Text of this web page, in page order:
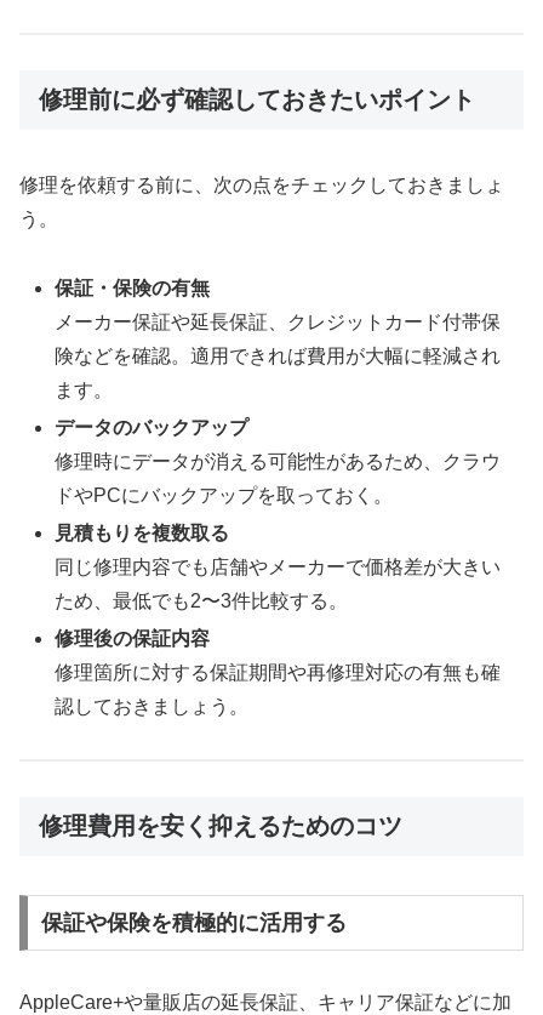
修理前に必ず確認しておきたいポイント
修理を依頼する前に、次の点をチェックしておきましょ
う。
保証・保険の有無
メーカー保証や延長保証、クレジットカード付帯保
険などを確認。適用できれば費用が大幅に軽減され
ます。
データのバックアップ
修理時にデータが消える可能性があるため、クラウ
ドやPCにバックアップを取っておく。
見積もりを複数取る
同じ修理内容でも店舗やメーカーで価格差が大きい
ため、最低でも2〜3件比較する。
修理後の保証内容
修理箇所に対する保証期間や再修理対応の有無も確
認しておきましょう。
修理費用を安く抑えるためのコツ
保証や保険を積極的に活用する
AppleCare+や量販店の延長保証、キャリア保証などに加